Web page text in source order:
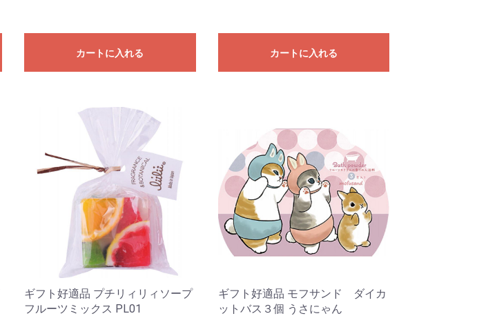
カートに入れる カートに入れる
ギフト好適品 プチリィリィソープ
フルーツミックス PL01
ギフト好適品 モフサンド ダイカ
ットバス３個 うさにゃん